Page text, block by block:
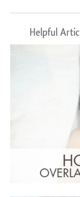
Helpful